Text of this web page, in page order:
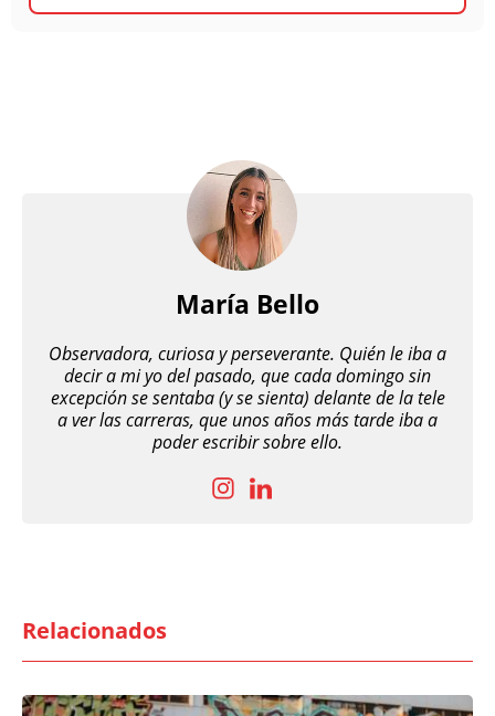
María Bello
Observadora, curiosa y perseverante. Quién le iba a
decir a mi yo del pasado, que cada domingo sin
excepción se sentaba (y se sienta) delante de la tele
a ver las carreras, que unos años más tarde iba a
poder escribir sobre ello.
Relacionados